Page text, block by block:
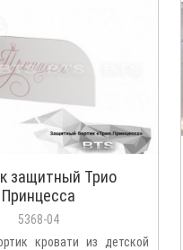
защитный Трио
Принцесса
5368-04
кровати из детской